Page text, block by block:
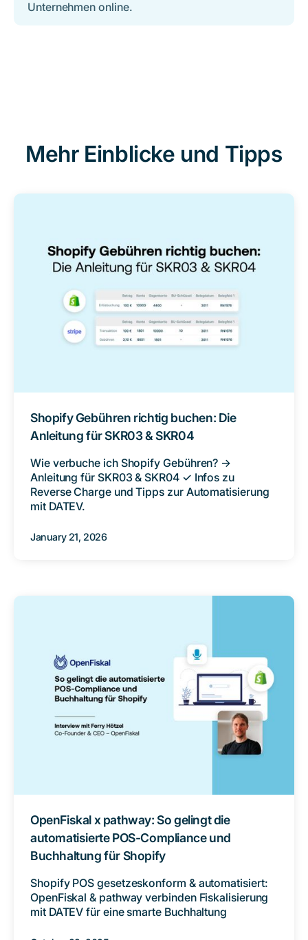
Unternehmen online.
Mehr Einblicke und Tipps
Shopify Gebühren richtig buchen: Die
Anleitung für SKR03 & SKR04
Wie verbuche ich Shopify Gebühren? →
Anleitung für SKR03 & SKR04 ✓ Infos zu
Reverse Charge und Tipps zur Automatisierung
mit DATEV.
January 21, 2026
OpenFiskal x pathway: So gelingt die
automatisierte POS-Compliance und
Buchhaltung für Shopify
Shopify POS gesetzeskonform & automatisiert:
OpenFiskal & pathway verbinden Fiskalisierung
mit DATEV für eine smarte Buchhaltung